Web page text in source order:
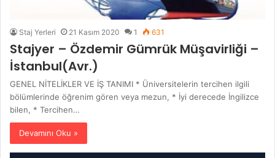
Staj Yerleri 21 Kasım 2020 1 631
Stajyer – Özdemir Gümrük Müşavirliği –
İstanbul(Avr.)
GENEL NİTELİKLER VE İŞ TANIMI * Üniversitelerin tercihen ilgili
bölümlerinde öğrenim gören veya mezun, * İyi derecede İngilizce
bilen, * Tercihen…
Devamını Oku »